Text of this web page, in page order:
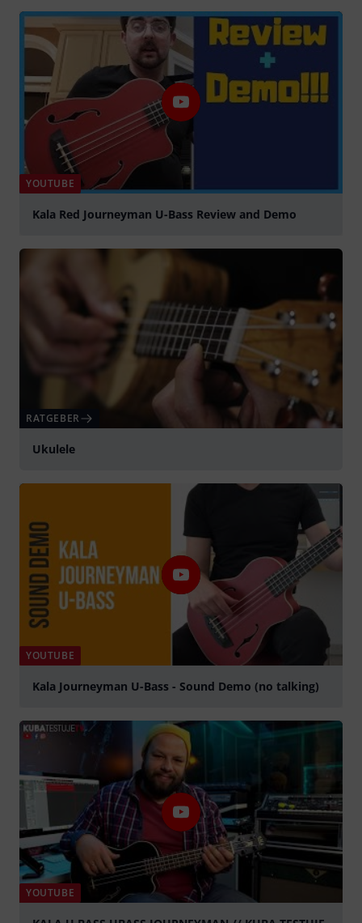
YOUTUBE
Kala Red Journeyman U-Bass Review and Demo
RATGEBER
Ukulele
YOUTUBE
Kala Journeyman U-Bass - Sound Demo (no talking)
YOUTUBE